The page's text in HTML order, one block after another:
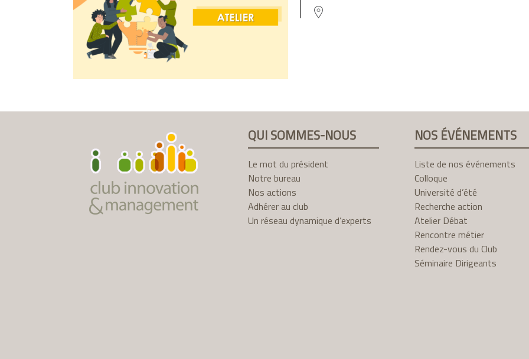
QUI SOMMES-NOUS
Le mot du président
Notre bureau
Nos actions
Adhérer au club
Un réseau dynamique d’experts
NOS ÉVÉNEMENTS
Liste de nos événements
Colloque
Université d’été
Recherche action
Atelier Débat
Rencontre métier
Rendez-vous du Club
Séminaire Dirigeants